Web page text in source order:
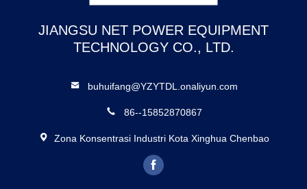
JIANGSU NET POWER EQUIPMENT
TECHNOLOGY CO., LTD.
buhuifang@YZYTDL.onaliyun.com
86--15852870867
Zona Konsentrasi Industri Kota Xinghua Chenbao